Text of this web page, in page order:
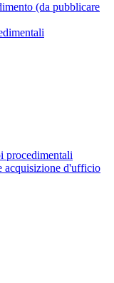
(da pubblicare
procedimentali
acquisizione d'ufficio